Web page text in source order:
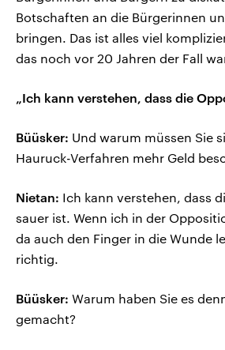
Botschaften an die Bürgerinnen
bringen. Das ist alles viel
das noch vor 20 Jahren der Fall
„Ich kann verstehen, dass die
Büüsker: Und warum müssen Sie
Hauruck-Verfahren mehr Geld
Nietan: Ich kann verstehen, dass
sauer ist. Wenn ich in der
da auch den Finger in die Wunde
richtig.
Büüsker: Warum haben Sie es
gemacht?